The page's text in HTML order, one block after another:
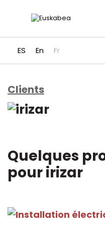
Accéder directement
ES En Fr
Clients
Quelques
pour irizar